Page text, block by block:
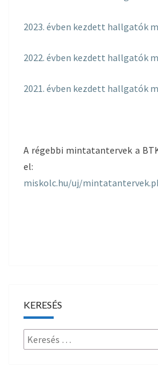
2023. évben kezdett hallgatók
2022. évben kezdett hallgatók
2021. évben kezdett hallgatók
A régebbi mintatantervek a
el:
miskolc.hu/uj/
KERESÉS
Keresés